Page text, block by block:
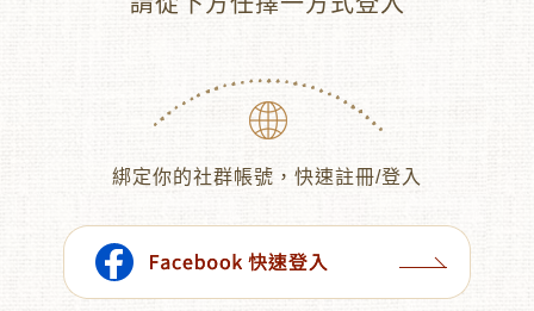
綁定你的社群帳號，快速註冊/登入